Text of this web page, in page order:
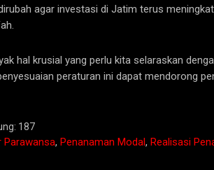
agar investasi di Jatim terus
hal krusial yang perlu kita selaraskan
peraturan ini dapat mendorong
187
Parawansa, Penanaman Modal, Realisasi